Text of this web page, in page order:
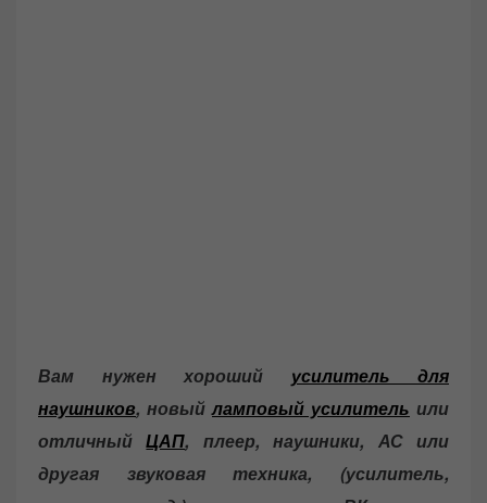
Вам нужен хороший усилитель для
наушников, новыйламповый усилитель или
отличныйЦАП, плеер, наушники, АС или
другая звуковая техника, (усилитель,